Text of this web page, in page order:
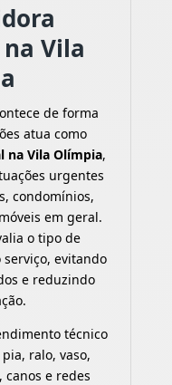
Vila
de forma
atua como
na Vila Olímpia,
urgentes
condomínios,
em geral.
o tipo de
evitando
e reduzindo
técnico
ralo, vaso,
e redes